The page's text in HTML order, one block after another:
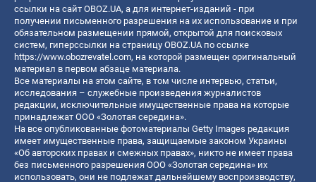
ссылки на сайт OBOZ.UA, а для интернет-изданий - при
получении письменного разрешения на их использование и при
обязательном размещении прямой, открытой для поисковых
систем, гиперссылки на страницу OBOZ.UA по ссылке
https://www.obozrevatel.com, на которой размещен оригинальный
материал в первом абзаце материала.
Все материалы на этом сайте, в том числе интервью, статьи,
исследования – служебные произведения журналистов
редакции, исключительные имущественные права на которые
принадлежат ООО «Золотая середина».
На все опубликованные фотоматериалы Getty Images редакция
имеет имущественные права, защищаемые законом Украины
«Об авторских правах и смежных правах», никто не имеет права
без письменного разрешения ООО «Золотая середина» их
использовать, они не подлежат дальнейшему воспроизводству,